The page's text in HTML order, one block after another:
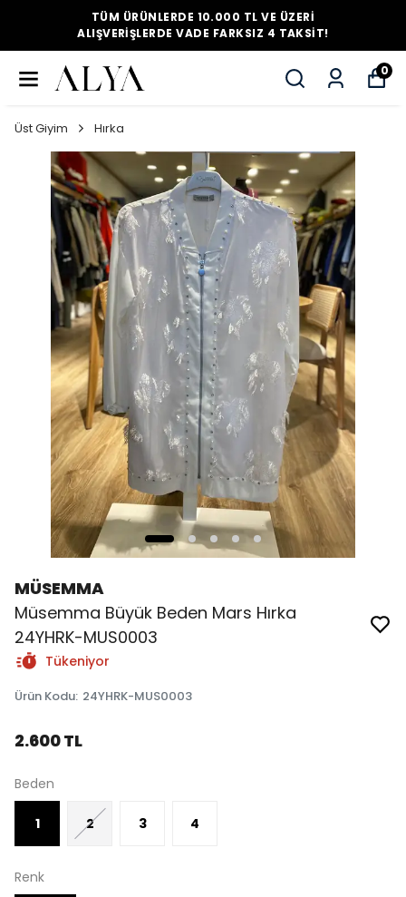
TÜM ÜRÜNLERDE 10.000 TL VE ÜZERI
ALIŞVERIŞLERDE VADE FARKSIZ 4 TAKSIT!
0
Üst Giyim Hırka
MÜSEMMA
Müsemma Büyük Beden Mars Hırka
24YHRK-MUS0003
Tükeniyor
Ürün Kodu: 24YHRK-MUS0003
2.600 TL
Beden
1 2 3 4
Renk